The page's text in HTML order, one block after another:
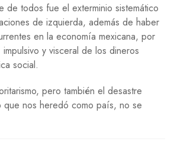
fue el exterminio sistemático
de izquierda, además de haber
en la economía mexicana, por
y visceral de los dineros
social.
pero también el desastre
nos heredó como país, no se